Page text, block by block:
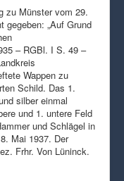
zu Münster vom 29.
gegeben: „Auf Grund
– RGBl. I S. 49 –
Wappen zu
Schild. Das 1.
silber einmal
und 1. untere Feld
und Schlägel in
Mai 1937. Der
Frhr. Von Lüninck.